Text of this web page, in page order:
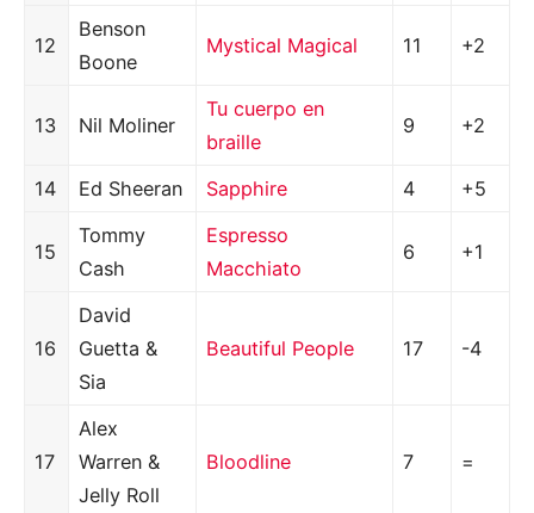
12
Benson
Boone
Mystical Magical 11 +2
13 Nil Moliner
Tu cuerpo en
braille
9 +2
14 Ed Sheeran Sapphire 4 +5
15
Tommy
Cash
Espresso
Macchiato
6 +1
16
David
Guetta &
Sia
Beautiful People 17 -4
17
Alex
Warren &
Jelly Roll
Bloodline 7 =